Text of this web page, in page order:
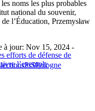
noms les plus probables
national du souvenir,
l’Éducation, Przemysław
efforts de défense de
l’exemple
à jour: Nov 15, 2024 -
PiSPologne